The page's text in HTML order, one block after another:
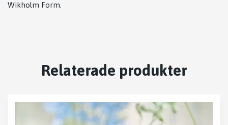
Wikholm Form.
Relaterade produkter